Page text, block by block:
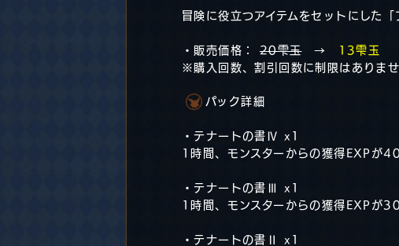
冒険に役立つアイテムをセットにした「
・販売価格：20雫玉→
13雫玉
※購入回数、割引回数に制限はありま
パック詳細
・テナートの書Ⅳ x1
1時間、モンスターからの獲得EXPが
・テナートの書Ⅲ x1
1時間、モンスターからの獲得EXPが
・テナートの書Ⅱ x1